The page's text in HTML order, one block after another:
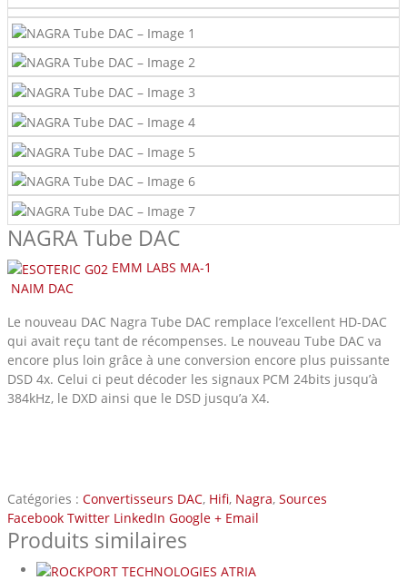
NAGRA Tube DAC
EMM LABS MA-1
NAIM DAC
Le nouveau DAC Nagra Tube DAC remplace l’excellent HD-DAC
qui avait reçu tant de récompenses. Le nouveau Tube DAC va
encore plus loin grâce à une conversion encore plus puissante
DSD 4x. Celui ci peut décoder les signaux PCM 24bits jusqu’à
384kHz, le DXD ainsi que le DSD jusqu’a X4.
Catégories : Convertisseurs DAC, Hifi, Nagra, Sources
Facebook Twitter LinkedIn Google + Email
Produits similaires